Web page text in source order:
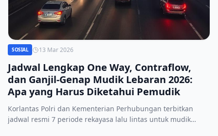
SOSIAL 13 Mar 2026
Jadwal Lengkap One Way, Contraflow,
dan Ganjil‑Genap Mudik Lebaran 2026:
Apa yang Harus Diketahui Pemudik
Korlantas Polri dan Kementerian Perhubungan terbitkan
jadwal resmi 7 periode rekayasa lalu lintas untuk mudik